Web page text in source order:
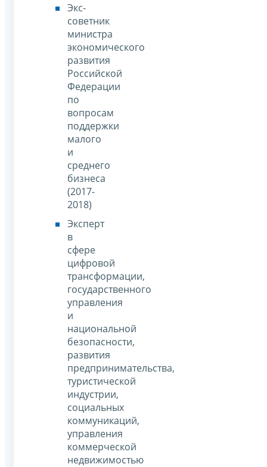
Экс-
советник
министра
экономического
развития
Российской
Федерации
по
вопросам
поддержки
малого
и
среднего
бизнеса
(2017-
2018)
Эксперт
в
сфере
цифровой
трансформации,
государственного
управления
и
национальной
безопасности,
развития
предпринимательства,
туристической
индустрии,
социальных
коммуникаций,
управления
коммерческой
недвижимостью